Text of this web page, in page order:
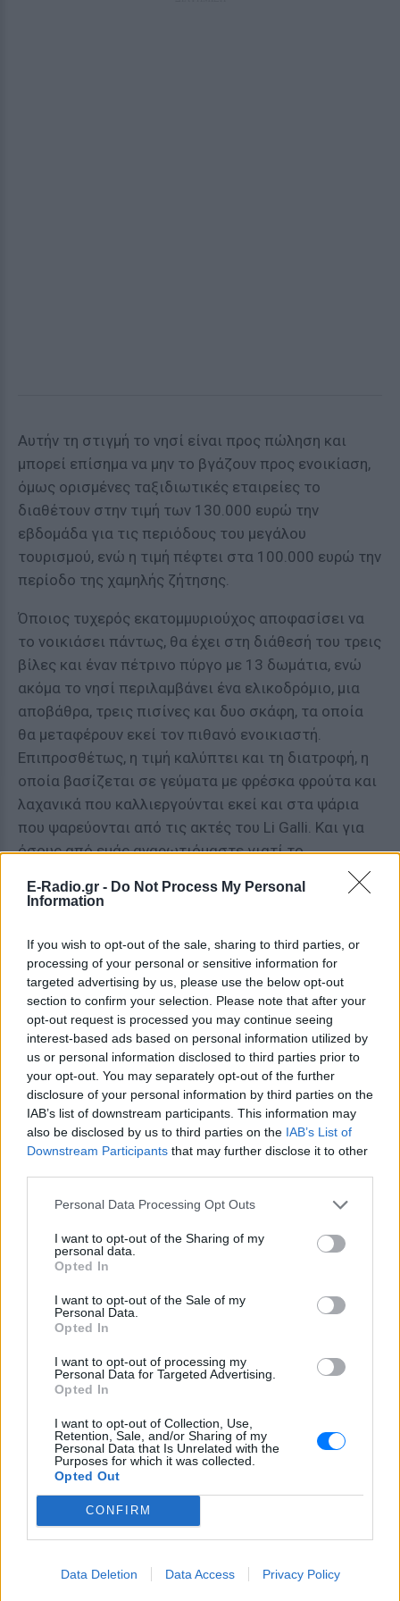
E-Radio.gr - Do Not Process My Personal
Information
If you wish to opt-out of the sale, sharing to third parties, or
processing of your personal or sensitive information for
targeted advertising by us, please use the below opt-out
section to confirm your selection. Please note that after your
opt-out request is processed you may continue seeing
interest-based ads based on personal information utilized by
us or personal information disclosed to third parties prior to
your opt-out. You may separately opt-out of the further
disclosure of your personal information by third parties on the
IAB’s list of downstream participants. This information may
also be disclosed by us to third parties on the IAB’s List of
Downstream Participants that may further disclose it to other
Personal Data Processing Opt Outs
I want to opt-out of the Sharing of my
personal data.
Opted In
I want to opt-out of the Sale of my
Personal Data.
Opted In
I want to opt-out of processing my
Personal Data for Targeted Advertising.
Opted In
I want to opt-out of Collection, Use,
Retention, Sale, and/or Sharing of my
Personal Data that Is Unrelated with the
Purposes for which it was collected.
Opted Out
CONFIRM
Data Deletion Data Access Privacy Policy
Αυτήν τη στιγμή το νησί είναι προς πώληση και
μπορεί επίσημα να μην το βγάζουν προς ενοικίαση,
όμως ορισμένες ταξιδιωτικές εταιρείες το
διαθέτουν στην τιμή των 130.000 ευρώ την
εβδομάδα για τις περιόδους του μεγάλου
τουρισμού, ενώ η τιμή πέφτει στα 100.000 ευρώ την
περίοδο της χαμηλής ζήτησης.
Όποιος τυχερός εκατομμυριούχος αποφασίσει να
το νοικιάσει πάντως, θα έχει στη διάθεσή του τρεις
βίλες και έναν πέτρινο πύργο με 13 δωμάτια, ενώ
ακόμα το νησί περιλαμβάνει ένα ελικοδρόμιο, μια
αποβάθρα, τρεις πισίνες και δυο σκάφη, τα οποία
θα μεταφέρουν εκεί τον πιθανό ενοικιαστή.
Επιπροσθέτως, η τιμή καλύπτει και τη διατροφή, η
οποία βασίζεται σε γεύματα με φρέσκα φρούτα και
λαχανικά που καλλιεργούνται εκεί και στα ψάρια
που ψαρεύονται από τις ακτές του Li Galli. Και για
όσους από εμάς αναρωτιόμαστε γιατί το
αποκαλούν Δελφίνι, αρκεί να παρατηρήσουμε το
σχήμα του!
Ακολουθήστε το E-Radio.gr στο
και μάθετε πρώτοιτα πιο hot νέα
Εσύ μπήκες στο E-Daily.gr; Τα νέα της ημέρας
και ότι σου κάνει κλικ!
Ακολουθήστε το E-Radio.gr και στο Instagram
ΔΙΑΦΗΜΙΣΗ